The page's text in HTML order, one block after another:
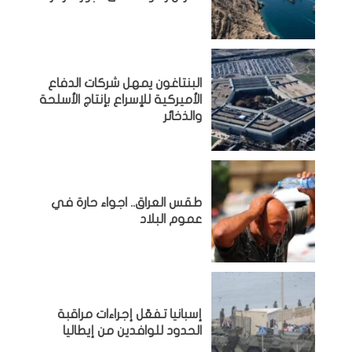
البنتاغون يمهل شركات الدفاع
الأميركية للإسراع بإنتاج الأسلحة
والذخائر
طقس العراق.. اجواء حارة في
عموم البلاد
إسبانيا تفعّل إجراءات مراقبة
الحدود للوافدين من إيطاليا